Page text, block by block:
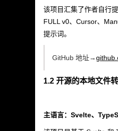
该项目汇集了作者自行
FULL v0、Cursor、
提示词。
GitHub 地址→
1.2 开源的本地文件
主语言：Svelte、